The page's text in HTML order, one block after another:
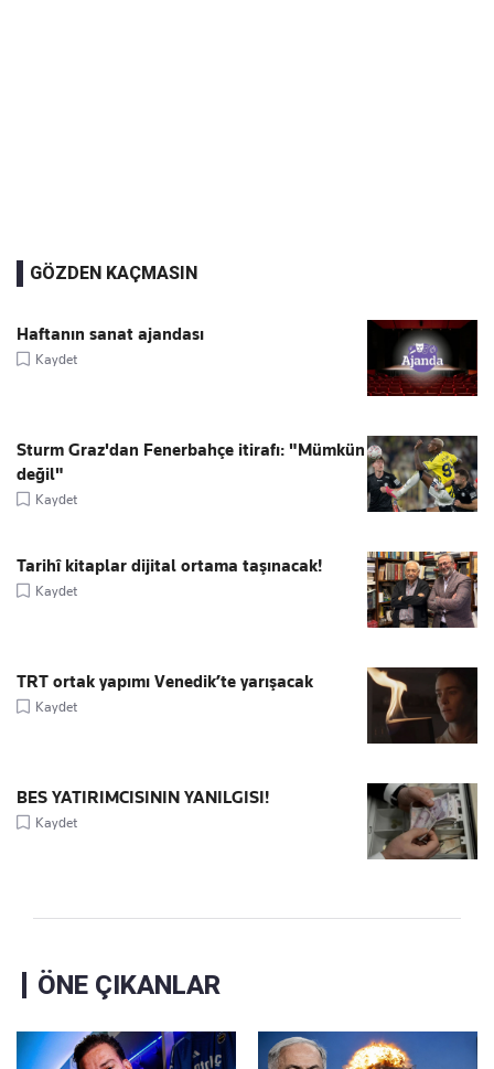
GÖZDEN KAÇMASIN
Haftanın sanat ajandası
Kaydet
Sturm Graz'dan Fenerbahçe itirafı: "Mümkün
değil"
Kaydet
Tarihî kitaplar dijital ortama taşınacak!
Kaydet
TRT ortak yapımı Venedik’te yarışacak
Kaydet
BES YATIRIMCISININ YANILGISI!
Kaydet
ÖNE ÇIKANLAR